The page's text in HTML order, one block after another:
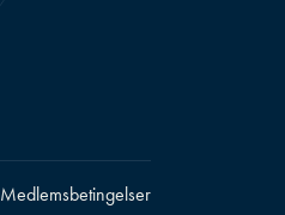
Medlemsbetingelser